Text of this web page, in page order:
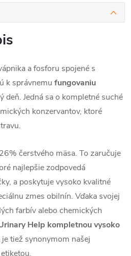
a fosforu spojené s
k správnemu fungovaniu
deň. Jedná sa o kompletné suché
konzervantov, ktoré
čerstvého mäsa. To zaručuje
najlepšie zodpovedá
a poskytuje vysoko kvalitné
zmes obilnín. Vďaka svojej
farbív alebo chemických
Help kompletnou vysoko
je tiež synonymom našej